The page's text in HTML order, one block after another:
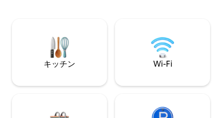
から1キロのところに位置しています。
には、リクエスト
泊施設があります
キッチン Wi-Fi